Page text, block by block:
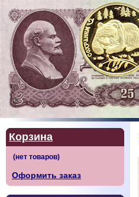
Корзина
Оформить заказ